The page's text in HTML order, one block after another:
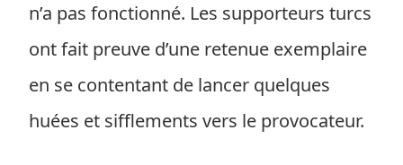
n’a pas fonctionné. Les supporteurs turcs
ont fait preuve d’une retenue exemplaire
en se contentant de lancer quelques
huées et sifflements vers le provocateur.